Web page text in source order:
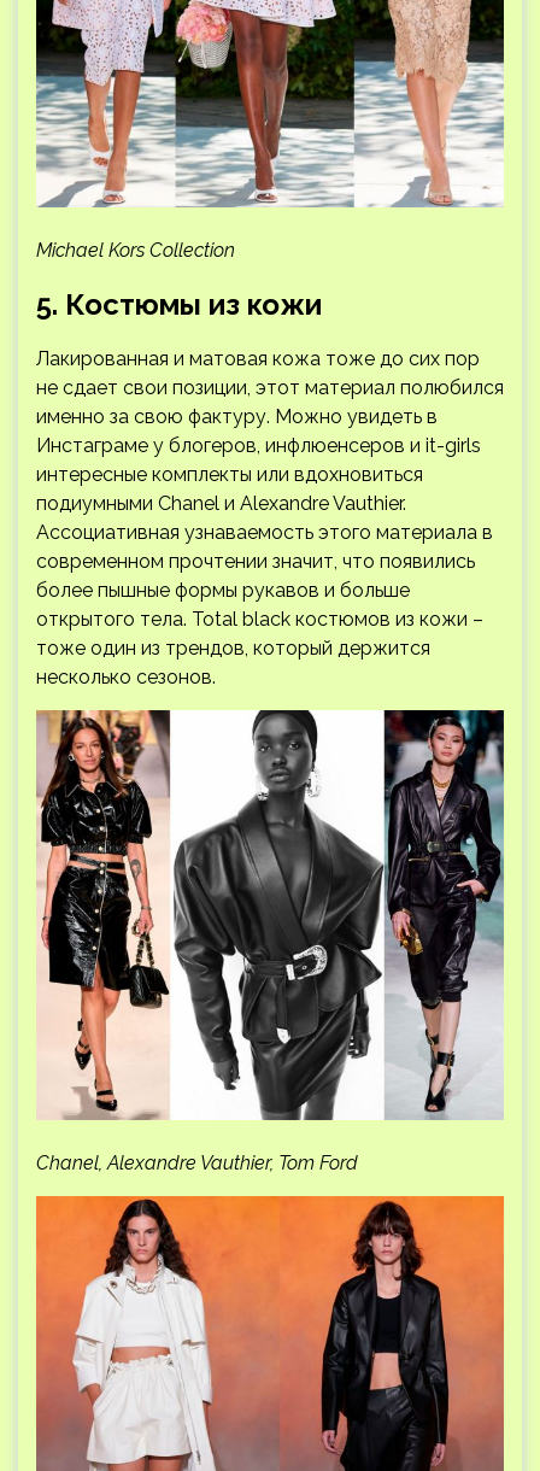
Michael Kors Collection
5. Костюмы из кожи
Лакированная и матовая кожа тоже до сих пор
не сдает свои позиции, этот материал полюбился
именно за свою фактуру. Можно увидеть в
Инстаграме у блогеров, инфлюенсеров и it-girls
интересные комплекты или вдохновиться
подиумными Chanel и Alexandre Vauthier.
Ассоциативная узнаваемость этого материала в
современном прочтении значит, что появились
более пышные формы рукавов и больше
открытого тела. Total black костюмов из кожи –
тоже один из трендов, который держится
несколько сезонов.
Chanel, Alexandre Vauthier, Tom Ford